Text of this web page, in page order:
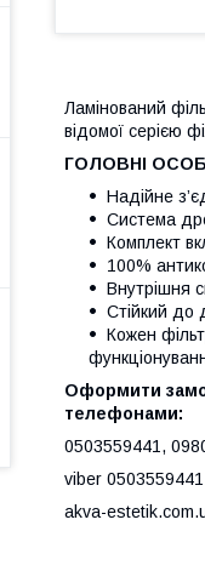
Ламінований
відомої серією
ГОЛОВНІ
Надійне
Система
Комплект
100%
Внутрішня
Стійкий до
Кожен
Оформити
телефонами:
0503559441,
viber 0503559441
akva-